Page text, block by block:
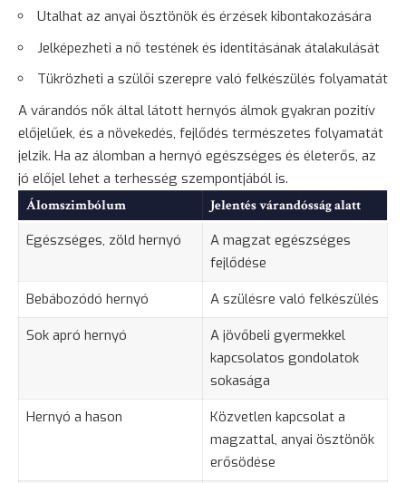
Utalhat az anyai ösztönök és érzések kibontakozására
Jelképezheti a nő testének és identitásának átalakulását
Tükrözheti a szülői szerepre való felkészülés folyamatát
A várandós nők által látott hernyós álmok gyakran pozitív
előjelűek, és a növekedés, fejlődés természetes folyamatát
jelzik. Ha az álomban a hernyó egészséges és életerős, az
jó előjel lehet a terhesség szempontjából is.
Álomszimbólum Jelentés várandósság alatt
Egészséges, zöld hernyó
A magzat egészséges
fejlődése
Bebábozódó hernyó
A szülésre való felkészülés
Sok apró hernyó
A jövőbeli gyermekkel
kapcsolatos gondolatok
sokasága
Hernyó a hason
Közvetlen kapcsolat a
magzattal, anyai ösztönök
erősödése